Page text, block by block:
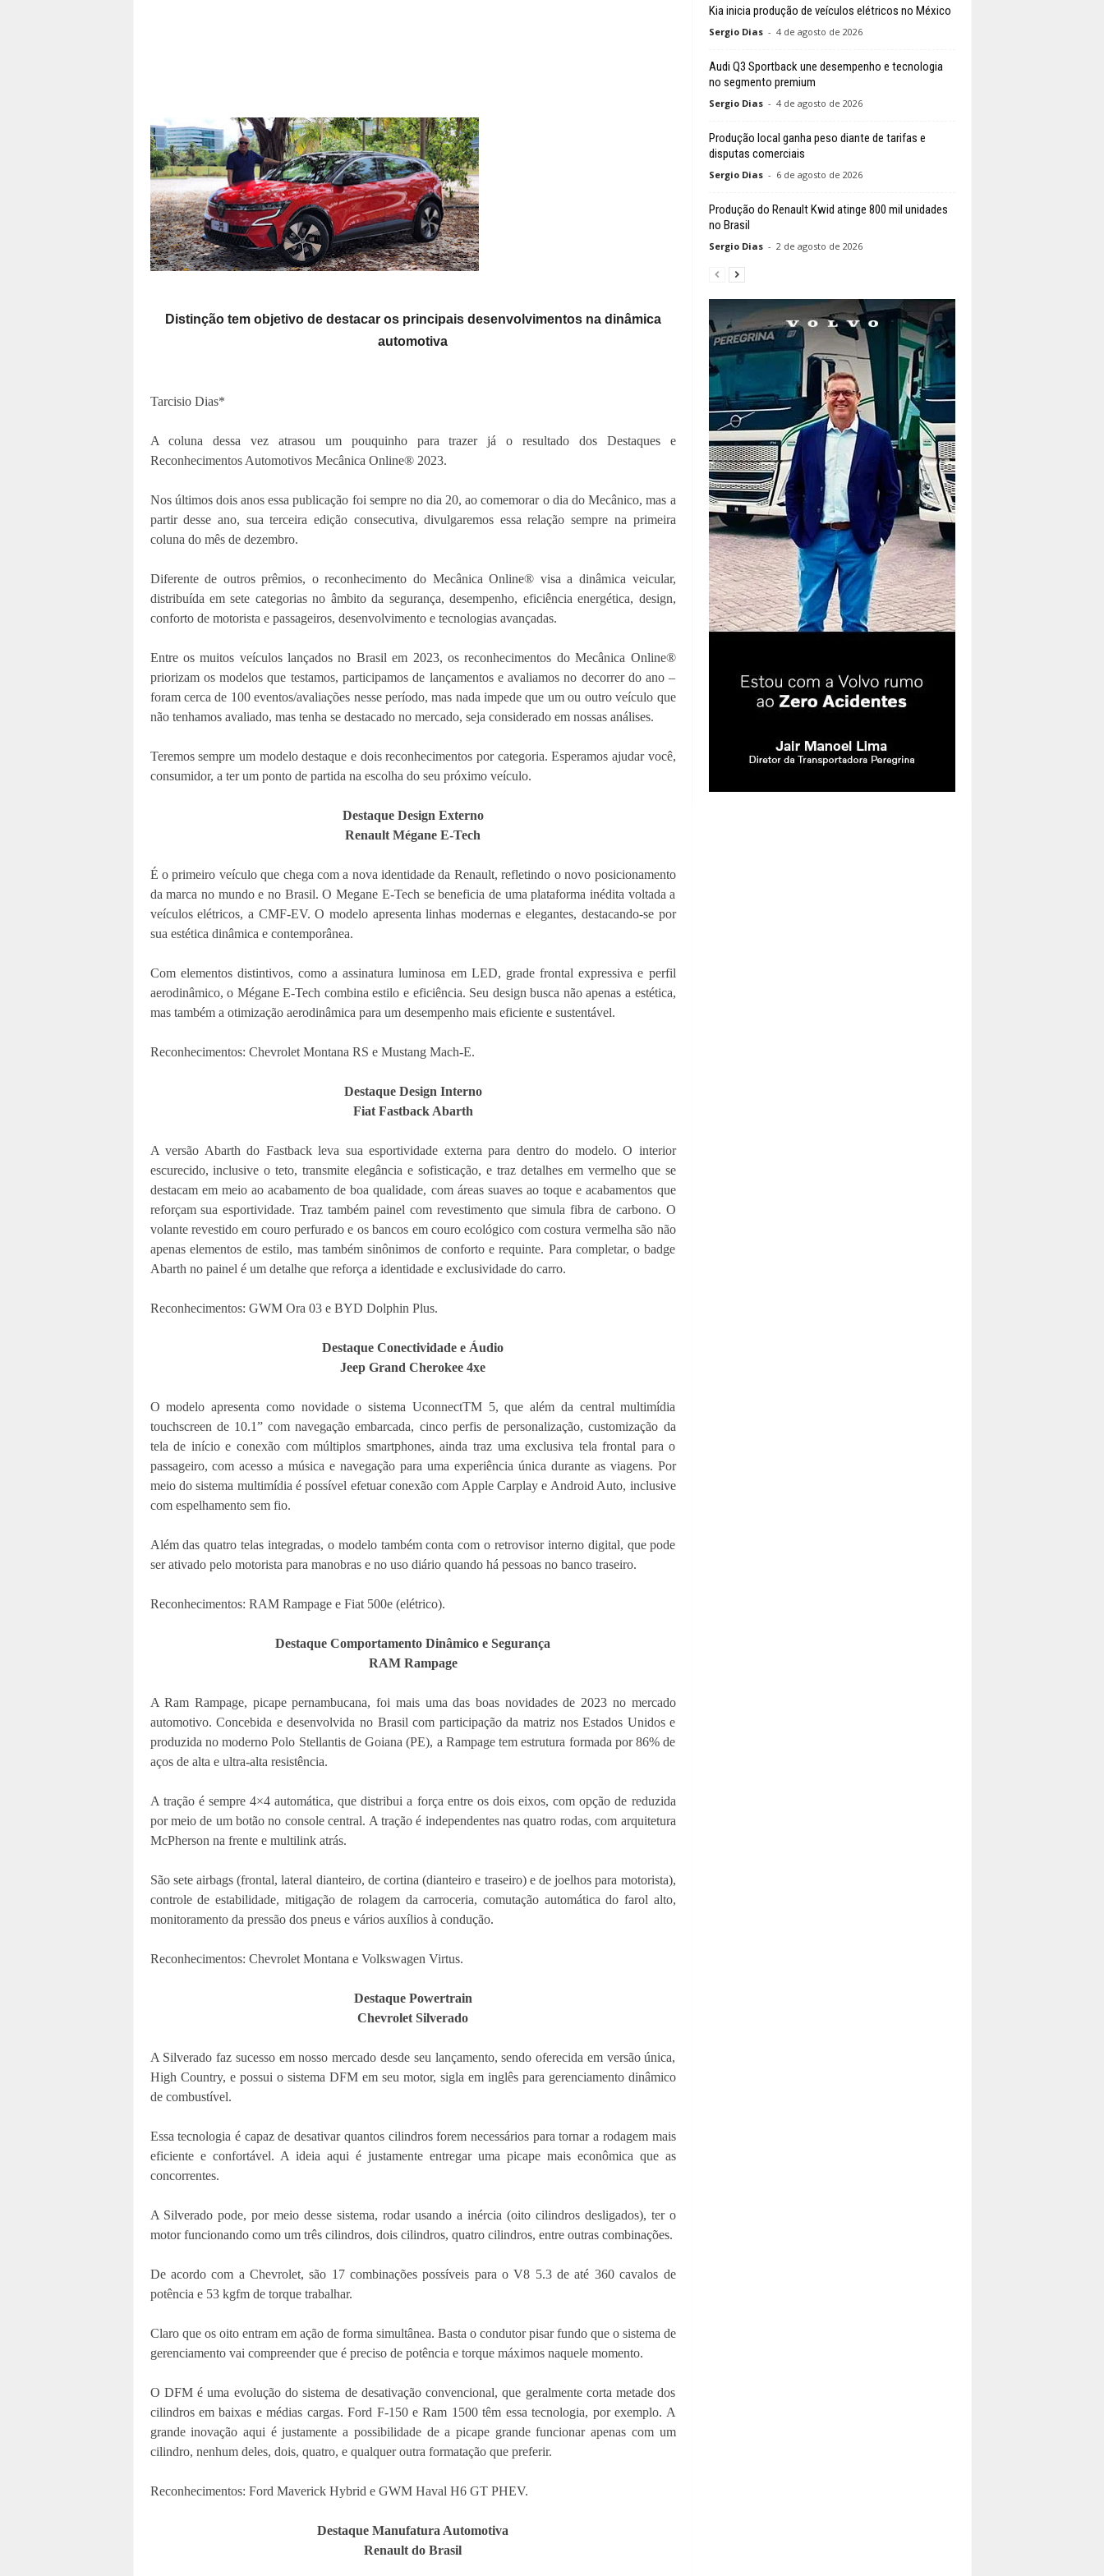
Distinção tem objetivo de destacar os principais desenvolvimentos na dinâmica
automotiva
Tarcisio Dias*
A coluna dessa vez atrasou um pouquinho para trazer já o resultado dos Destaques e
Reconhecimentos Automotivos Mecânica Online® 2023.
Nos últimos dois anos essa publicação foi sempre no dia 20, ao comemorar o dia do Mecânico, mas a
partir desse ano, sua terceira edição consecutiva, divulgaremos essa relação sempre na primeira
coluna do mês de dezembro.
Diferente de outros prêmios, o reconhecimento do Mecânica Online® visa a dinâmica veicular,
distribuída em sete categorias no âmbito da segurança, desempenho, eficiência energética, design,
conforto de motorista e passageiros, desenvolvimento e tecnologias avançadas.
Entre os muitos veículos lançados no Brasil em 2023, os reconhecimentos do Mecânica Online®
priorizam os modelos que testamos, participamos de lançamentos e avaliamos no decorrer do ano –
foram cerca de 100 eventos/avaliações nesse período, mas nada impede que um ou outro veículo que
não tenhamos avaliado, mas tenha se destacado no mercado, seja considerado em nossas análises.
Teremos sempre um modelo destaque e dois reconhecimentos por categoria. Esperamos ajudar você,
consumidor, a ter um ponto de partida na escolha do seu próximo veículo.
Destaque Design Externo
Renault Mégane E-Tech
É o primeiro veículo que chega com a nova identidade da Renault, refletindo o novo posicionamento
da marca no mundo e no Brasil. O Megane E-Tech se beneficia de uma plataforma inédita voltada a
veículos elétricos, a CMF-EV. O modelo apresenta linhas modernas e elegantes, destacando-se por
sua estética dinâmica e contemporânea.
Com elementos distintivos, como a assinatura luminosa em LED, grade frontal expressiva e perfil
aerodinâmico, o Mégane E-Tech combina estilo e eficiência. Seu design busca não apenas a estética,
mas também a otimização aerodinâmica para um desempenho mais eficiente e sustentável.
Reconhecimentos: Chevrolet Montana RS e Mustang Mach-E.
Destaque Design Interno
Fiat Fastback Abarth
A versão Abarth do Fastback leva sua esportividade externa para dentro do modelo. O interior
escurecido, inclusive o teto, transmite elegância e sofisticação, e traz detalhes em vermelho que se
destacam em meio ao acabamento de boa qualidade, com áreas suaves ao toque e acabamentos que
reforçam sua esportividade. Traz também painel com revestimento que simula fibra de carbono. O
volante revestido em couro perfurado e os bancos em couro ecológico com costura vermelha são não
apenas elementos de estilo, mas também sinônimos de conforto e requinte. Para completar, o badge
Abarth no painel é um detalhe que reforça a identidade e exclusividade do carro.
Reconhecimentos: GWM Ora 03 e BYD Dolphin Plus.
Destaque Conectividade e Áudio
Jeep Grand Cherokee 4xe
O modelo apresenta como novidade o sistema UconnectTM 5, que além da central multimídia
touchscreen de 10.1” com navegação embarcada, cinco perfis de personalização, customização da
tela de início e conexão com múltiplos smartphones, ainda traz uma exclusiva tela frontal para o
passageiro, com acesso a música e navegação para uma experiência única durante as viagens. Por
meio do sistema multimídia é possível efetuar conexão com Apple Carplay e Android Auto, inclusive
com espelhamento sem fio.
Além das quatro telas integradas, o modelo também conta com o retrovisor interno digital, que pode
ser ativado pelo motorista para manobras e no uso diário quando há pessoas no banco traseiro.
Reconhecimentos: RAM Rampage e Fiat 500e (elétrico).
Destaque Comportamento Dinâmico e Segurança
RAM Rampage
A Ram Rampage, picape pernambucana, foi mais uma das boas novidades de 2023 no mercado
automotivo. Concebida e desenvolvida no Brasil com participação da matriz nos Estados Unidos e
produzida no moderno Polo Stellantis de Goiana (PE), a Rampage tem estrutura formada por 86% de
aços de alta e ultra-alta resistência.
A tração é sempre 4×4 automática, que distribui a força entre os dois eixos, com opção de reduzida
por meio de um botão no console central. A tração é independentes nas quatro rodas, com arquitetura
McPherson na frente e multilink atrás.
São sete airbags (frontal, lateral dianteiro, de cortina (dianteiro e traseiro) e de joelhos para motorista),
controle de estabilidade, mitigação de rolagem da carroceria, comutação automática do farol alto,
monitoramento da pressão dos pneus e vários auxílios à condução.
Reconhecimentos: Chevrolet Montana e Volkswagen Virtus.
Destaque Powertrain
Chevrolet Silverado
A Silverado faz sucesso em nosso mercado desde seu lançamento, sendo oferecida em versão única,
High Country, e possui o sistema DFM em seu motor, sigla em inglês para gerenciamento dinâmico
de combustível.
Essa tecnologia é capaz de desativar quantos cilindros forem necessários para tornar a rodagem mais
eficiente e confortável. A ideia aqui é justamente entregar uma picape mais econômica que as
concorrentes.
A Silverado pode, por meio desse sistema, rodar usando a inércia (oito cilindros desligados), ter o
motor funcionando como um três cilindros, dois cilindros, quatro cilindros, entre outras combinações.
De acordo com a Chevrolet, são 17 combinações possíveis para o V8 5.3 de até 360 cavalos de
potência e 53 kgfm de torque trabalhar.
Claro que os oito entram em ação de forma simultânea. Basta o condutor pisar fundo que o sistema de
gerenciamento vai compreender que é preciso de potência e torque máximos naquele momento.
O DFM é uma evolução do sistema de desativação convencional, que geralmente corta metade dos
cilindros em baixas e médias cargas. Ford F-150 e Ram 1500 têm essa tecnologia, por exemplo. A
grande inovação aqui é justamente a possibilidade de a picape grande funcionar apenas com um
cilindro, nenhum deles, dois, quatro, e qualquer outra formatação que preferir.
Reconhecimentos: Ford Maverick Hybrid e GWM Haval H6 GT PHEV.
Destaque Manufatura Automotiva
Renault do Brasil
Kia inicia produção de veículos elétricos no México
Sergio Dias - 4 de agosto de 2026
Audi Q3 Sportback une desempenho e tecnologia
no segmento premium
Sergio Dias - 4 de agosto de 2026
Produção local ganha peso diante de tarifas e
disputas comerciais
Sergio Dias - 6 de agosto de 2026
Produção do Renault Kwid atinge 800 mil unidades
no Brasil
Sergio Dias - 2 de agosto de 2026